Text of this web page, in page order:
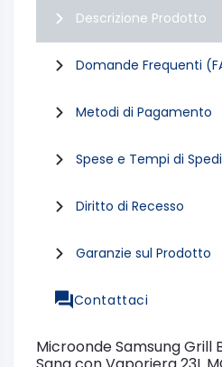
Descrizione Prodotto
Domande Frequenti
Metodi di Pagamento
Spese e Tempi di
Diritto di Recesso
Garanzie sul Prodotto
Contattaci
Microonde Samsung Grill